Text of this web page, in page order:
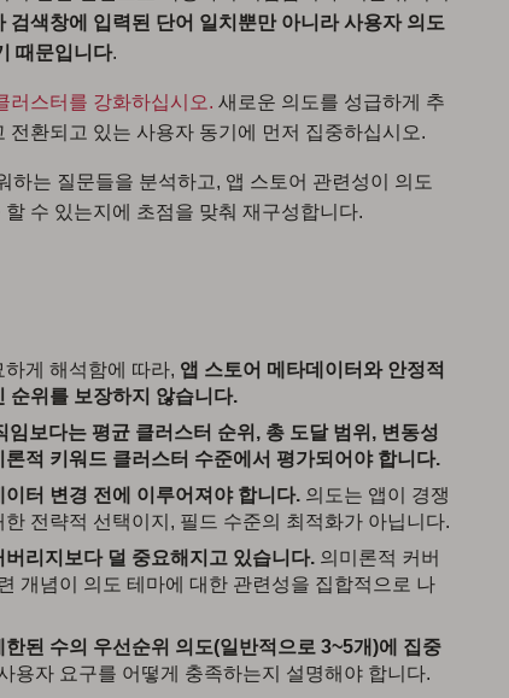
검색창에 입력된 단어 일치뿐만 아니라 사용자 의도
때문입니다.
러스터를 강화하십시오. 새로운 의도를 성급하게 추
전환되고 있는 사용자 동기에 먼저 집중하십시오.
하는 질문들을 분석하고, 앱 스토어 관련성이 의도
수 있는지에 초점을 맞춰 재구성합니다.
게 해석함에 따라, 앱 스토어 메타데이터와 안정적
순위를 보장하지 않습니다.
보다는 평균 클러스터 순위, 총 도달 범위, 변동성
적 키워드 클러스터 수준에서 평가되어야 합니다.
터 변경 전에 이루어져야 합니다. 의도는 앱이 경쟁
전략적 선택이지, 필드 수준의 최적화가 아닙니다.
리지보다 덜 중요해지고 있습니다. 의미론적 커버
개념이 의도 테마에 대한 관련성을 집합적으로 나
된 수의 우선순위 의도(일반적으로 3~5개)에 집중
용자 요구를 어떻게 충족하는지 설명해야 합니다.